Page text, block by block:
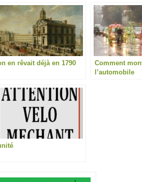
en rêvait déjà en 1790
Comment
l’automobile